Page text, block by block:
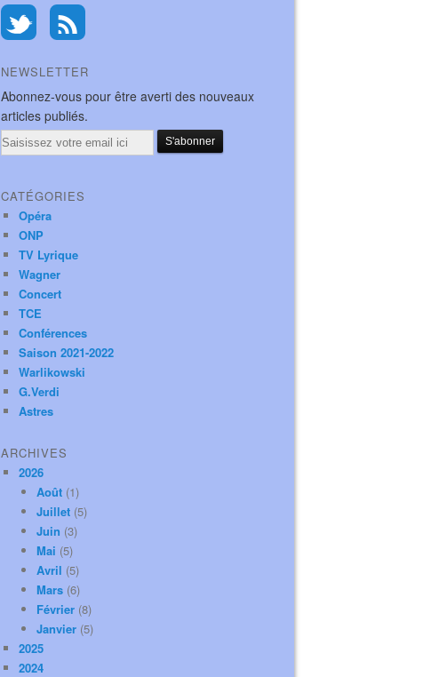
NEWSLETTER
Abonnez-vous pour être averti des nouveaux
articles publiés.
Email
CATÉGORIES
Opéra
ONP
TV Lyrique
Wagner
Concert
TCE
Conférences
Saison 2021-2022
Warlikowski
G.Verdi
Astres
ARCHIVES
2026
Août (1)
Juillet (5)
Juin (3)
Mai (5)
Avril (5)
Mars (6)
Février (8)
Janvier (5)
2025
2024